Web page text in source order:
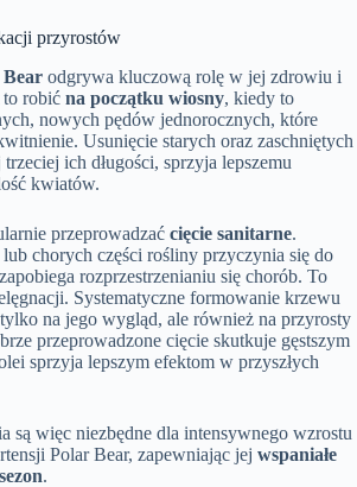
przyrostów
Bear odgrywa kluczową rolę w jej zdrowiu i
robić na początku wiosny, kiedy to
nowych pędów jednorocznych, które
Usunięcie starych oraz zaschniętych
ich długości, sprzyja lepszemu
kwiatów.
przeprowadzać cięcie sanitarne.
chorych części rośliny przyczynia się do
rozprzestrzenianiu się chorób. To
Systematyczne formowanie krzewu
na jego wygląd, ale również na przyrosty
przeprowadzone cięcie skutkuje gęstszym
sprzyja lepszym efektom w przyszłych
są więc niezbędne dla intensywnego wzrostu
Polar Bear, zapewniając jej wspaniałe
.